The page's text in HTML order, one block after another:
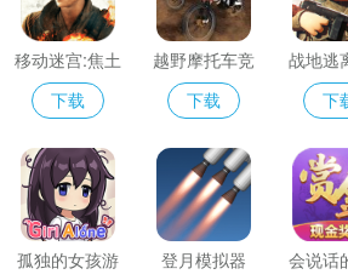
移动迷宫:焦土
试炼最新版
下载
越野摩托车竞
赛
下载
战地逃
岛
下
孤独的女孩游
登月模拟器
会说话